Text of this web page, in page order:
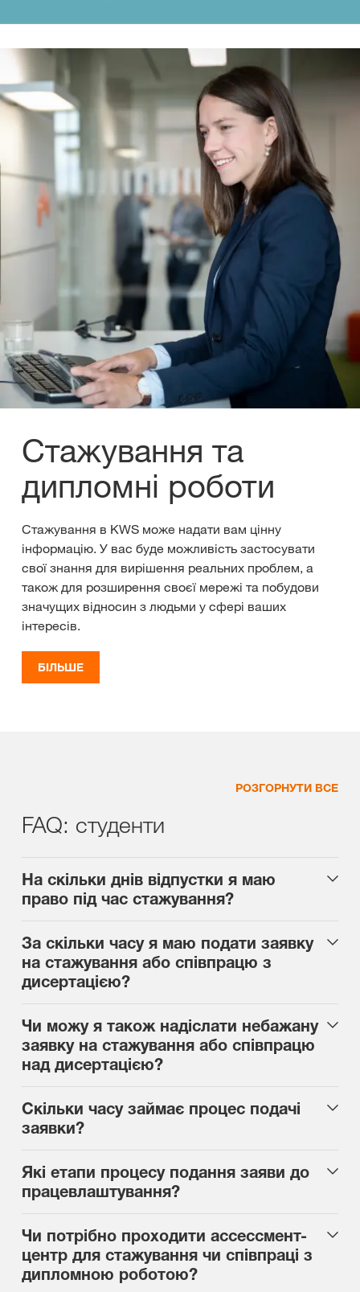
Стажування та
дипломні роботи
Стажування в KWS може надати вам цінну
інформацію. У вас буде можливість застосувати
свої знання для вирішення реальних проблем, а
також для розширення своєї мережі та побудови
значущих відносин з людьми у сфері ваших
інтересів.
БІЛЬШЕ
РОЗГОРНУТИ ВСЕ
FAQ: студенти
На скільки днів відпустки я маю
право під час стажування?
За скільки часу я маю подати заявку
на стажування або співпрацю з
дисертацією?
Чи можу я також надіслати небажану
заявку на стажування або співпрацю
над дисертацією?
Скільки часу займає процес подачі
заявки?
Які етапи процесу подання заяви до
працевлаштування?
Чи потрібно проходити ассессмент-
центр для стажування чи співпраці з
дипломною роботою?